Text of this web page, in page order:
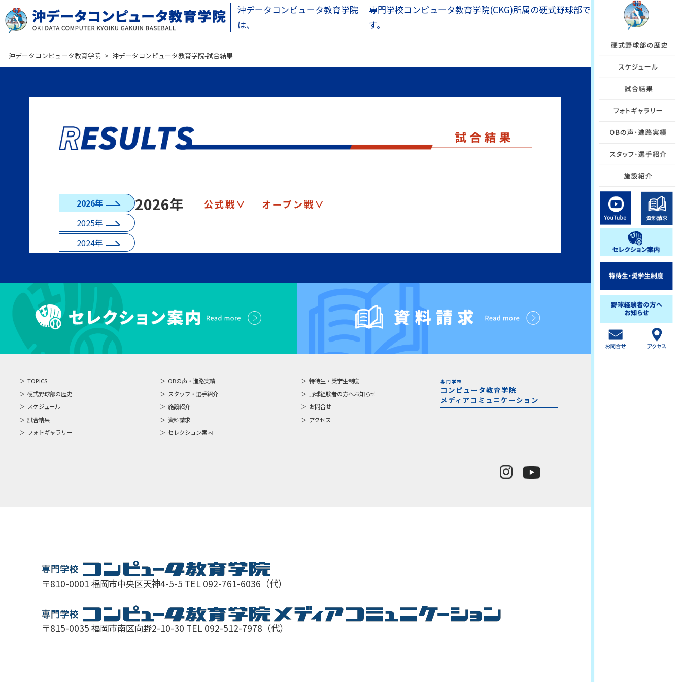
沖データコンピュータ教育学院
は、
専門学校コンピュータ教育学院(CKG)所属の硬式野球部で
す。
沖データコンピュータ教育学院 > 沖データコンピュータ教育学院-試合結果
2026年
2025年
2024年
2026年 公式戦∨ オープン戦∨
TOPICS
硬式野球部の歴史
スケジュール
試合結果
フォトギャラリー
OBの声・進路実績
スタッフ・選手紹介
施設紹介
資料請求
セレクション案内
特待生・奨学生制度
野球経験者の方へお知らせ
お問合せ
アクセス
専門学校
コンピュータ教育学院
メディアコミュニケーション
〒810-0001 福岡市中央区天神4-5-5 TEL 092-761-6036（代）
〒815-0035 福岡市南区向野2-10-30 TEL 092-512-7978（代）